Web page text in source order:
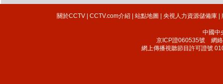
關於CCTV |CCTV.com介紹 |站點地圖 |央視人力資源儲備庫 |
中國中
京ICP證060535號 網絡
網上傳播視聽節目許可證號